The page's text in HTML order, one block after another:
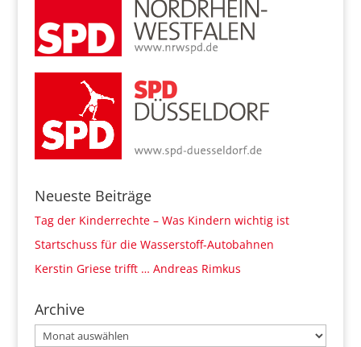
Neueste Beiträge
Tag der Kinderrechte – Was Kindern wichtig ist
Startschuss für die Wasserstoff-Autobahnen
Kerstin Griese trifft … Andreas Rimkus
Archive
Archive